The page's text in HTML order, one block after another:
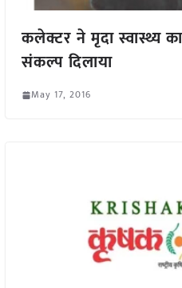
कलेक्टर ने मृदा स्वास्थ्य
संकल्प दिलाया
May 17, 2016